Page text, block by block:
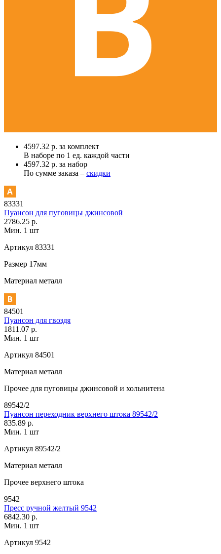
4597.32 р. за комплект
В наборе по 1 ед. каждой части
4597.32 р. за набор
По сумме заказа – скидки
83331
Пуансон для пуговицы джинсовой
2786.25 р.
Мин. 1 шт
Артикул 83331
Размер 17мм
Материал металл
84501
Пуансон для гвоздя
1811.07 р.
Мин. 1 шт
Артикул 84501
Материал металл
Прочее для пуговицы джинсовой и хольнитена
89542/2
Пуансон переходник верхнего штока 89542/2
835.89 р.
Мин. 1 шт
Артикул 89542/2
Материал металл
Прочее верхнего штока
9542
Пресс ручной желтый 9542
6842.30 р.
Мин. 1 шт
Артикул 9542